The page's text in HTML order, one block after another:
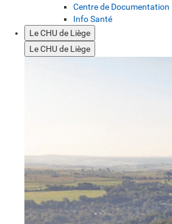
Centre de Documentation
Info Santé
Le CHU de Liège
Le CHU de Liège